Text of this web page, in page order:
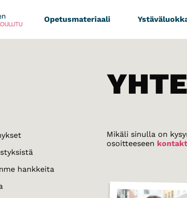
Opetusmateriaali
hankkeita
Mikäli sinulla on
osoitteeseen